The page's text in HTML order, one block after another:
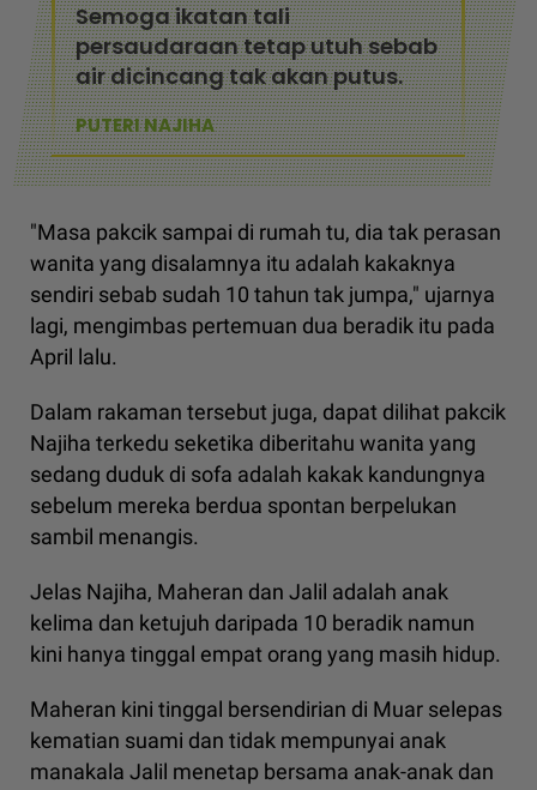
Semoga ikatan tali
persaudaraan tetap utuh sebab
air dicincang tak akan putus.
PUTERI NAJIHA
"Masa pakcik sampai di rumah tu, dia tak perasan
wanita yang disalamnya itu adalah kakaknya
sendiri sebab sudah 10 tahun tak jumpa," ujarnya
lagi, mengimbas pertemuan dua beradik itu pada
April lalu.
Dalam rakaman tersebut juga, dapat dilihat pakcik
Najiha terkedu seketika diberitahu wanita yang
sedang duduk di sofa adalah kakak kandungnya
sebelum mereka berdua spontan berpelukan
sambil menangis.
Jelas Najiha, Maheran dan Jalil adalah anak
kelima dan ketujuh daripada 10 beradik namun
kini hanya tinggal empat orang yang masih hidup.
Maheran kini tinggal bersendirian di Muar selepas
kematian suami dan tidak mempunyai anak
manakala Jalil menetap bersama anak-anak dan